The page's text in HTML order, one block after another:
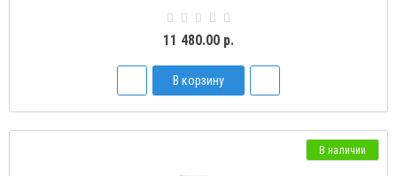
11 480.00 р.
В корзину
В наличии